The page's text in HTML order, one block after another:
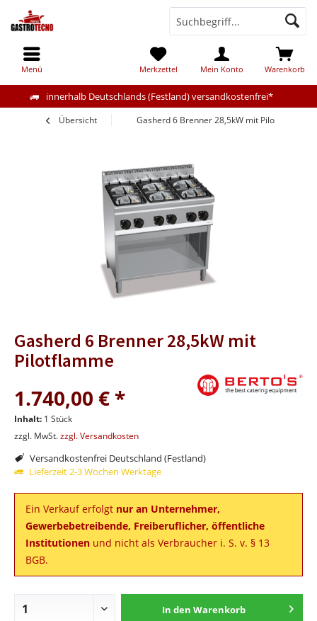
innerhalb Deutschlands (Festland) versandkostenfrei*
Warenkorb
Merkzettel Mein Konto
Menü
Übersicht Gasherd 6 Brenner 28,5kW mit Pilotflamme
Gasherd 6 Brenner 28,5kW mit
Pilotflamme
1.740,00 € *
Inhalt: 1 Stück
zzgl. MwSt.zzgl. Versandkosten
Versandkostenfrei Deutschland (Festland)
Lieferzeit 2-3 Wochen Werktage
Ein Verkauf erfolgt nur an Unternehmer,
Gewerbebetreibende, Freiberuflicher, öffentliche
Institutionen und nicht als Verbraucher i. S. v. § 13
BGB.
In den Warenkorb